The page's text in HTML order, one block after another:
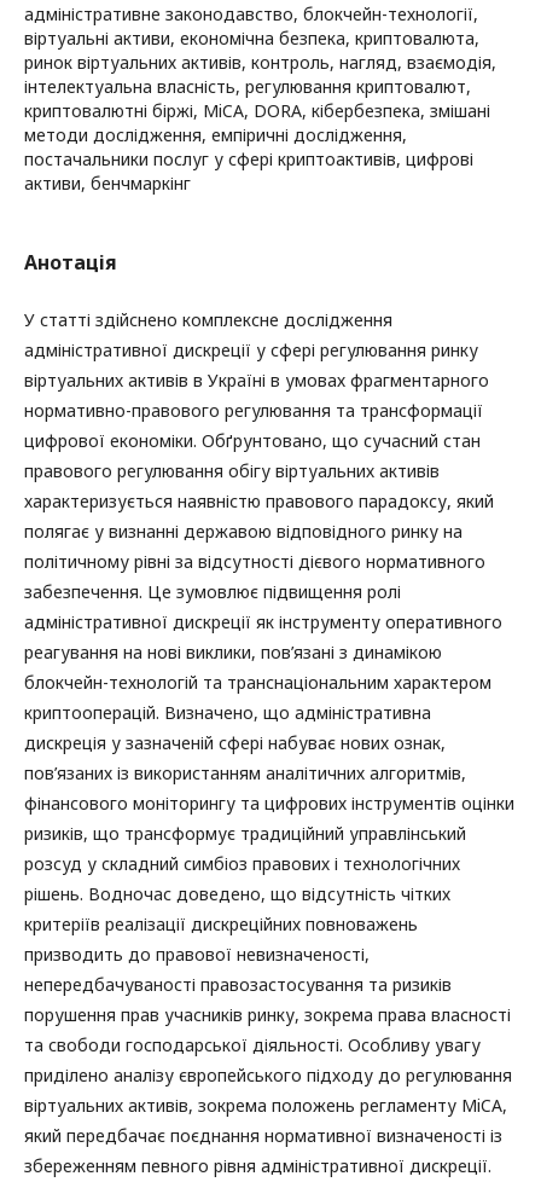
адміністративне законодавство, блокчейн-технології,
віртуальні активи, економічна безпека, криптовалюта,
ринок віртуальних активів, контроль, нагляд, взаємодія,
інтелектуальна власність, регулювання криптовалют,
криптовалютні біржі, MiCA, DORA, кібербезпека, змішані
методи дослідження, емпіричні дослідження,
постачальники послуг у сфері криптоактивів, цифрові
активи, бенчмаркінг
Анотація
У статті здійснено комплексне дослідження
адміністративної дискреції у сфері регулювання ринку
віртуальних активів в Україні в умовах фрагментарного
нормативно-правового регулювання та трансформації
цифрової економіки. Обґрунтовано, що сучасний стан
правового регулювання обігу віртуальних активів
характеризується наявністю правового парадоксу, який
полягає у визнанні державою відповідного ринку на
політичному рівні за відсутності дієвого нормативного
забезпечення. Це зумовлює підвищення ролі
адміністративної дискреції як інструменту оперативного
реагування на нові виклики, пов’язані з динамікою
блокчейн-технологій та транснаціональним характером
криптооперацій. Визначено, що адміністративна
дискреція у зазначеній сфері набуває нових ознак,
пов’язаних із використанням аналітичних алгоритмів,
фінансового моніторингу та цифрових інструментів оцінки
ризиків, що трансформує традиційний управлінський
розсуд у складний симбіоз правових і технологічних
рішень. Водночас доведено, що відсутність чітких
критеріїв реалізації дискреційних повноважень
призводить до правової невизначеності,
непередбачуваності правозастосування та ризиків
порушення прав учасників ринку, зокрема права власності
та свободи господарської діяльності. Особливу увагу
приділено аналізу європейського підходу до регулювання
віртуальних активів, зокрема положень регламенту MiCA,
який передбачає поєднання нормативної визначеності із
збереженням певного рівня адміністративної дискреції.